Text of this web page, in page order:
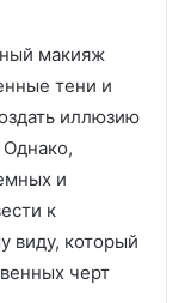
макияж
тени и
иллюзию
и
к
виду, который
черт